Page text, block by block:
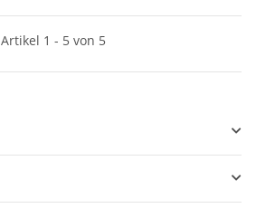
Artikel 1 - 5 von 5